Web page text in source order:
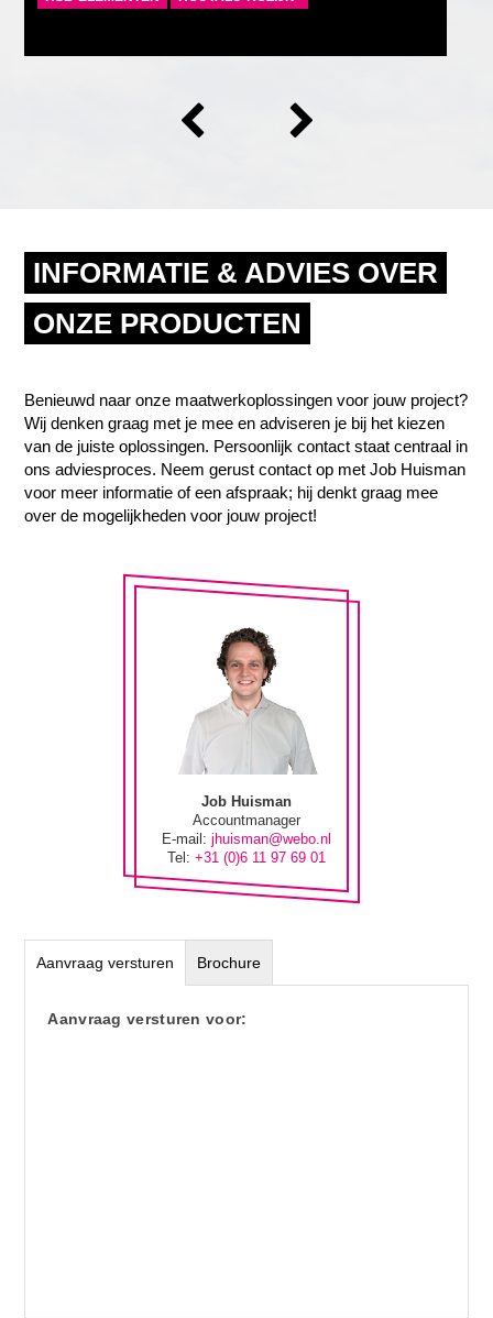
INFORMATIE & ADVIES OVER
ONZE PRODUCTEN
Benieuwd naar onze maatwerkoplossingen voor jouw project?
Wij denken graag met je mee en adviseren je bij het kiezen
van de juiste oplossingen. Persoonlijk contact staat centraal in
ons adviesproces. Neem gerust contact op met Job Huisman
voor meer informatie of een afspraak; hij denkt graag mee
over de mogelijkheden voor jouw project!
Job Huisman
Accountmanager
E-mail: jhuisman@webo.nl
Tel: +31 (0)6 11 97 69 01
Aanvraag versturen Brochure
Aanvraag versturen voor: